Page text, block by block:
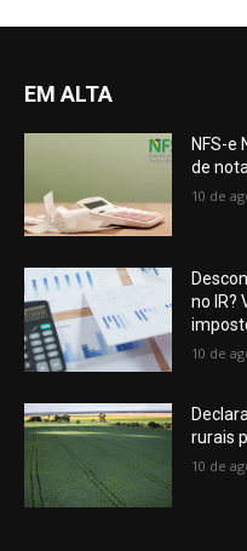
EM ALTA
NFS-e
de
10 de
no IR?
10 de
rurais
10 de